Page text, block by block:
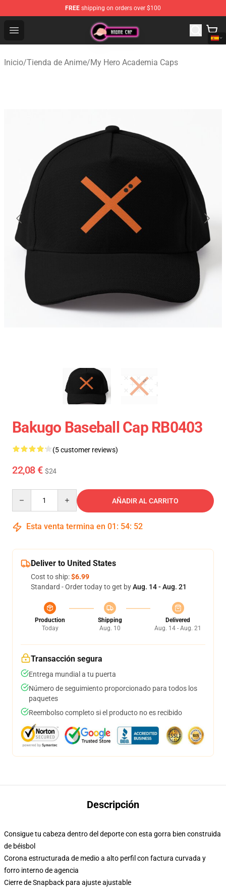
FREE shipping on orders over $100
Open menu
Anime Cap Shop - The Best Store of Anime Cap
Inicio/Tienda de Anime/My Hero Academia Caps
Bakugo Baseball Cap RB0403
(5 customer reviews)
22,08 € $24
AÑADIR AL CARRITO
Esta venta termina en 01 : 54: 51
Deliver to United States
Cost to ship:$6.99
Standard - Order today to get byAug. 14 - Aug. 21
Production
Today
Shipping
Aug. 10
Delivered
Aug. 14 - Aug. 21
Transacción segura
Entrega mundial a tu puerta
Número de seguimiento proporcionado para todos los
paquetes
Reembolso completo si el producto no es recibido
Descripción
Consigue tu cabeza dentro del deporte con esta gorra bien construida
de béisbol
Corona estructurada de medio a alto perfil con factura curvada y
forro interno de agencia
Cierre de Snapback para ajuste ajustable